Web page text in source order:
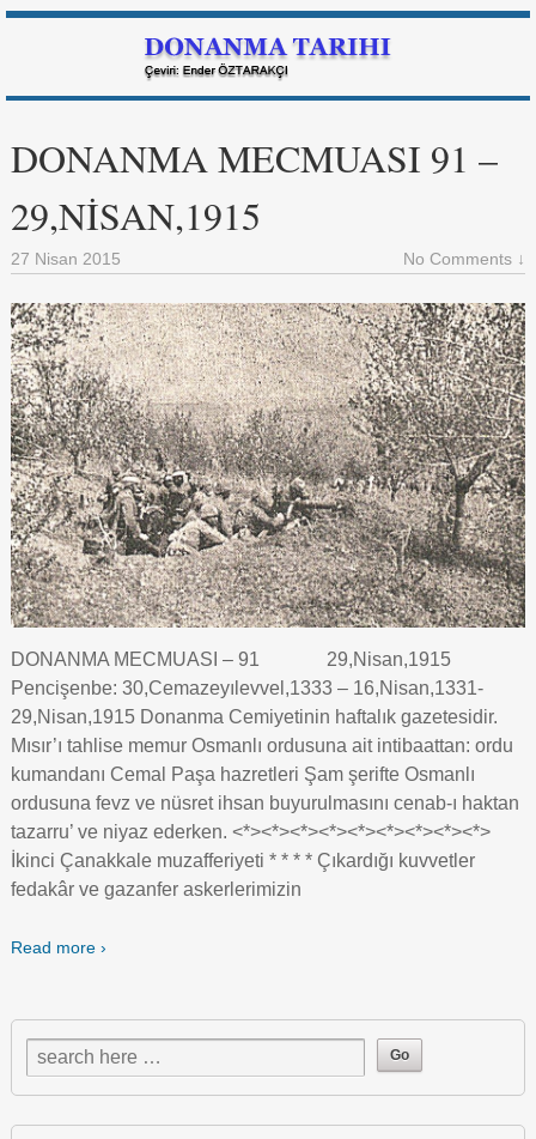
DONANMA MECMUASI 91 –
29,NİSAN,1915
27 Nisan 2015 No Comments ↓
DONANMA MECMUASI – 91 29,Nisan,1915
Pencişenbe: 30,Cemazeyılevvel,1333 – 16,Nisan,1331-
29,Nisan,1915 Donanma Cemiyetinin haftalık gazetesidir.
Mısır’ı tahlise memur Osmanlı ordusuna ait intibaattan: ordu
kumandanı Cemal Paşa hazretleri Şam şerifte Osmanlı
ordusuna fevz ve nüsret ihsan buyurulmasını cenab-ı haktan
tazarru’ ve niyaz ederken. <*><*><*><*><*><*><*><*><*>
İkinci Çanakkale muzafferiyeti * * * * Çıkardığı kuvvetler
fedakâr ve gazanfer askerlerimizin
Read more ›